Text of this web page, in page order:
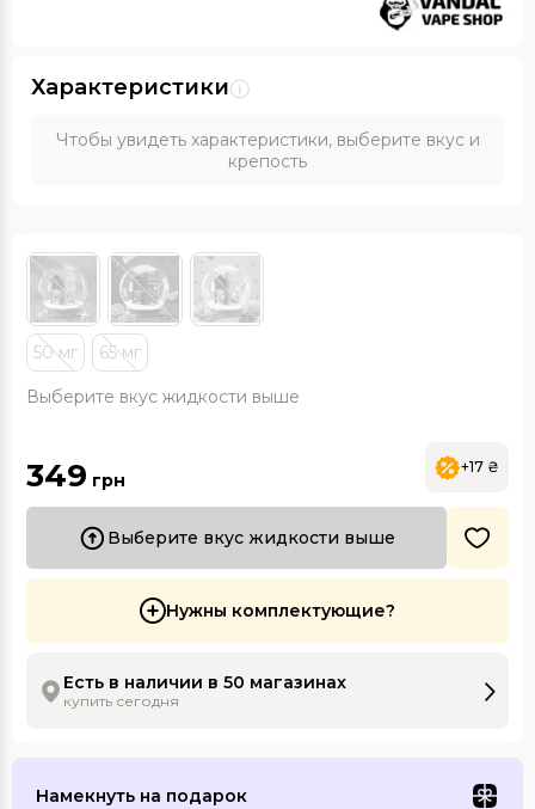
Характеристики
Чтобы увидеть характеристики, выберите вкус и
крепость
50 мг 65 мг
Выберите вкус жидкости выше
349 грн
+17 ₴
Выберите вкус жидкости выше
Нужны комплектующие?
Есть в наличии в 50 магазинах
купить сегодня
Намекнуть на подарок